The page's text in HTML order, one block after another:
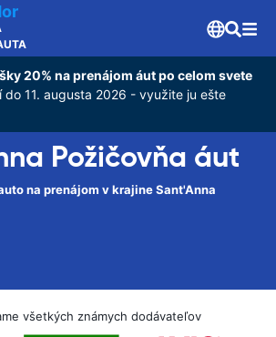
20% na prenájom áut po celom svete
do 11. augusta 2026 - využite ju ešte
Požičovňa áut
na prenájom v krajine Sant'Anna
všetkých známych dodávateľov